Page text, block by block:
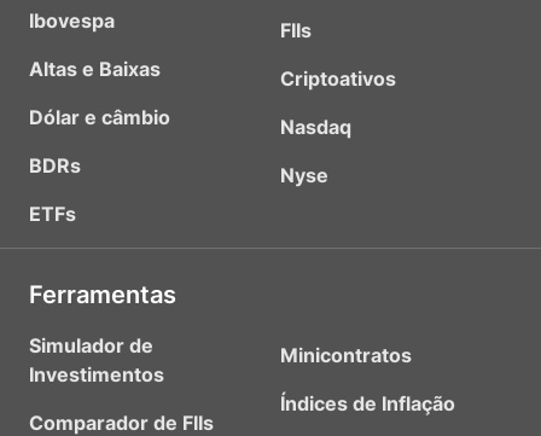
Ibovespa
Altas e Baixas
Dólar e câmbio
BDRs
ETFs
FIIs
Criptoativos
Nasdaq
Nyse
Ferramentas
Simulador de
Investimentos
Comparador de FIIs
Minicontratos
Índices de Inflação